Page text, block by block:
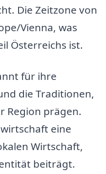
Die Zeitzone von
Vienna, was
Österreichs ist.
für ihre
die Traditionen,
Region prägen.
eine
Wirtschaft,
beiträgt.